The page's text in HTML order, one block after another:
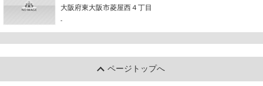
大阪府東大阪市菱屋西４丁目
-
ページトップへ